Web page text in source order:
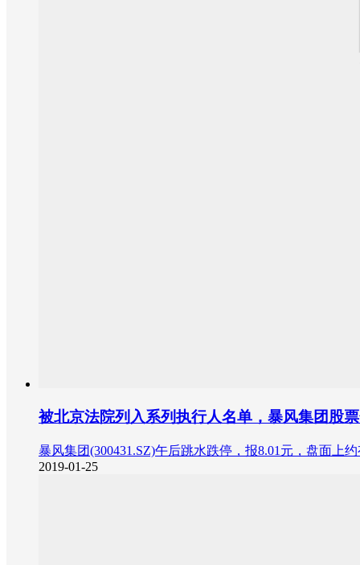
被北京法院列入系列执行人名单，暴风集团股
暴风集团(300431.SZ)午后跳水跌停，报8.01元，盘面上
2019-01-25